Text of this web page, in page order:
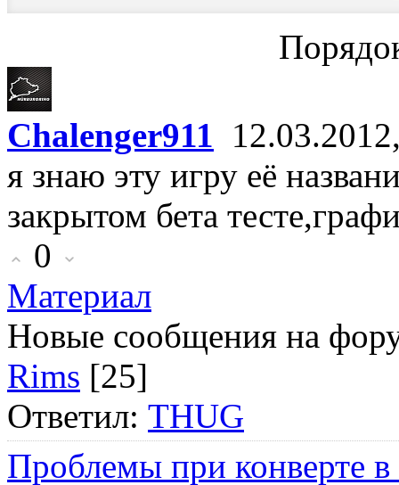
Chalenger911
я знаю эту игру её
закрытом бета
0
Материал
Новые сообщения на
Rims [25]
Ответил: THUG
Проблемы при конверте